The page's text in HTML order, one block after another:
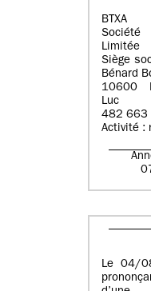
BTXA
Société
Limitée
Siège
Bénard
10600
Luc
482 663
Activité :
Le 04/